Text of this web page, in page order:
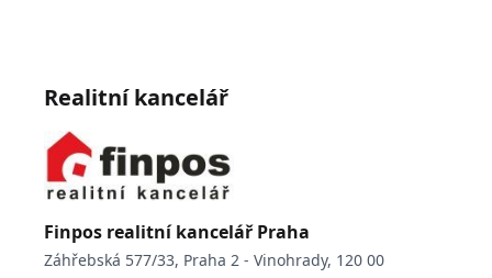
Realitní kancelář
Finpos realitní kancelář Praha
Záhřebská 577/33, Praha 2 - Vinohrady, 120 00